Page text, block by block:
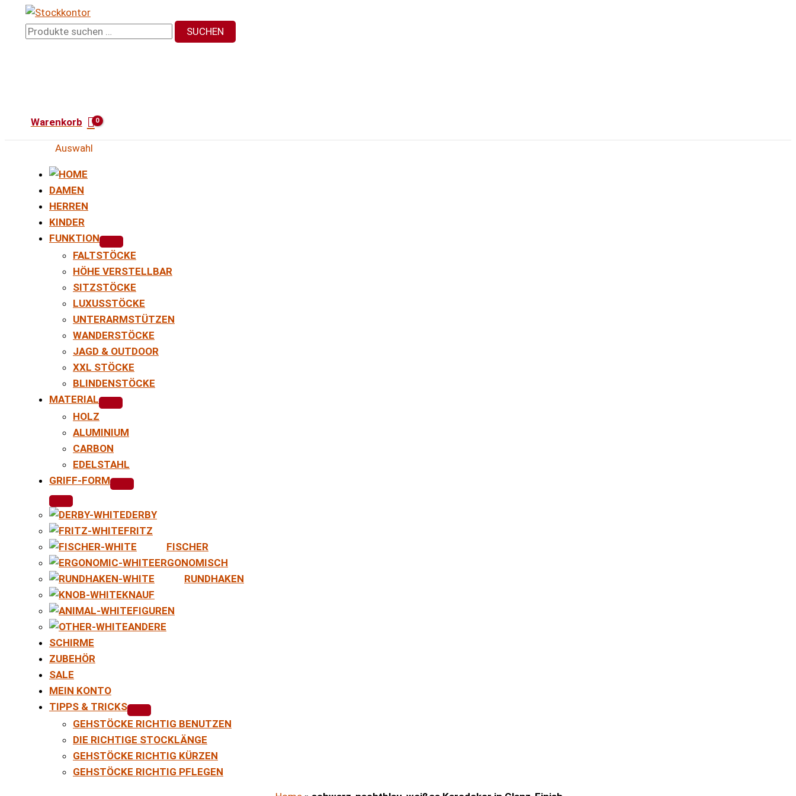
InhaltSuchen
SUCHEN
Warenkorb
Auswahl
DAMEN
HERREN
KINDER
FUNKTION
FALTSTÖCKE
HÖHE VERSTELLBAR
SITZSTÖCKE
LUXUSSTÖCKE
UNTERARMSTÜTZEN
WANDERSTÖCKE
JAGD & OUTDOOR
XXL STÖCKE
BLINDENSTÖCKE
MATERIAL
HOLZ
ALUMINIUM
CARBON
EDELSTAHL
GRIFF-FORM
DERBY
FRITZ
FISCHER
ERGONOMISCH
RUNDHAKEN
KNAUF
FIGUREN
ANDERE
SCHIRME
ZUBEHÖR
SALE
MEIN KONTO
TIPPS & TRICKS
GEHSTÖCKE RICHTIG BENUTZEN
DIE RICHTIGE STOCKLÄNGE
GEHSTÖCKE RICHTIG KÜRZEN
GEHSTÖCKE RICHTIG PFLEGEN